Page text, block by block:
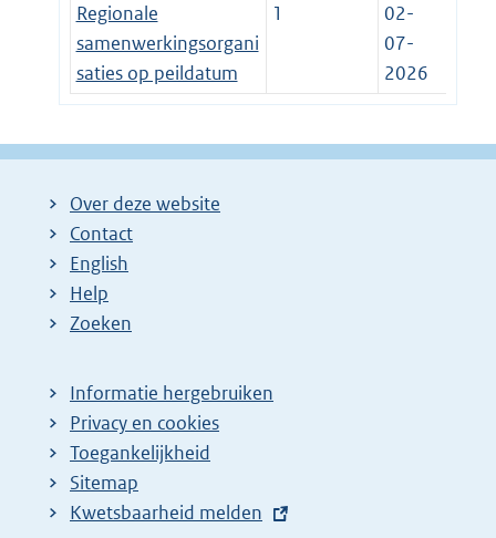
Regionale
samenwerkingsorgani
saties op peildatum
1
02-
07-
2026
Over deze website
Contact
English
Help
Zoeken
Informatie hergebruiken
Privacy en cookies
Toegankelijkheid
Sitemap
E
Kwetsbaarheid melden